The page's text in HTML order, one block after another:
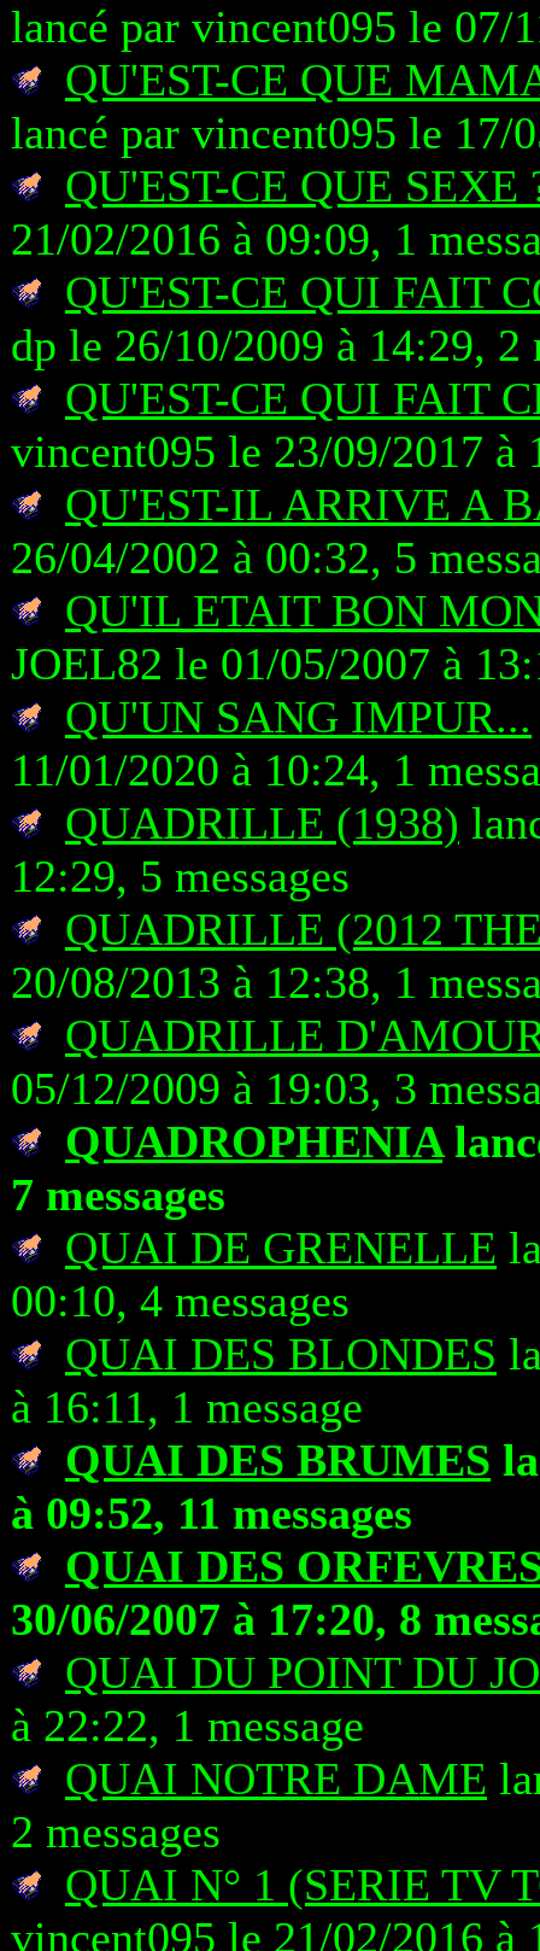
lancé par vincent095 le 07/
QU'EST-CE QUE
lancé par vincent095 le 17/
QU'EST-CE QUE SEXE
21/02/2016 à 09:09, 1
QU'EST-CE QUI FAIT
dp le 26/10/2009 à 14:29, 2
QU'EST-CE QUI FAIT
vincent095 le 23/09/2017 à
QU'EST-IL ARRIVE A
26/04/2002 à 00:32, 5
QU'IL ETAIT BON
JOEL82 le 01/05/2007 à
QU'UN SANG IMPUR...
11/01/2020 à 10:24, 1
QUADRILLE (1938)
12:29, 5 messages
QUADRILLE (2012
20/08/2013 à 12:38, 1
QUADRILLE
05/12/2009 à 19:03, 3
QUADROPHENIA
7 messages
QUAI DE GRENELLE
00:10, 4 messages
QUAI DES BLONDES
à 16:11, 1 message
QUAI DES BRUMES
à 09:52, 11 messages
QUAI DES
30/06/2007 à 17:20, 8
QUAI DU POINT DU
à 22:22, 1 message
QUAI NOTRE DAME
2 messages
QUAI N° 1 (SERIE TV
vincent095 le 21/02/2016 à